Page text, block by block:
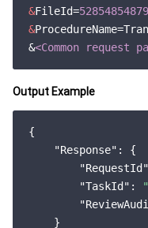
&FileId=
&
&<Common request
Output Example
{
"Response" : {
"RequestId"
"TaskId" :
    }